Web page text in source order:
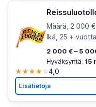
Määrä, 2 000
Ikä, 25 +
2 000 € – 5
Hyväksyntä: 15
★★★★☆4,0
Lisätietoja